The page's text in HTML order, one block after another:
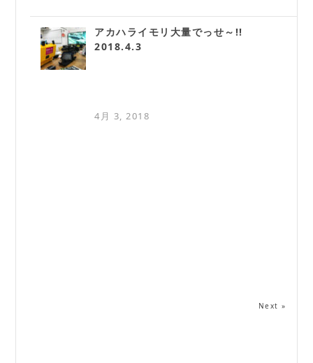
アカハライモリ大量でっせ～!!
2018.4.3
4月 3, 2018
Next »